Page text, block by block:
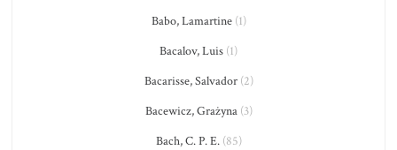
Babo, Lamartine(1)
Bacalov, Luis (1)
Bacarisse, Salvador(2)
Bacewicz, Grażyna(3)
Bach, C. P. E.(85)